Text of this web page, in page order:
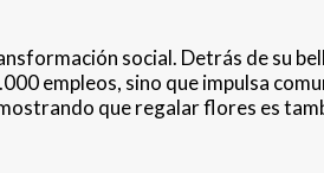
social. Detrás de su
empleos, sino que impulsa
que regalar flores es